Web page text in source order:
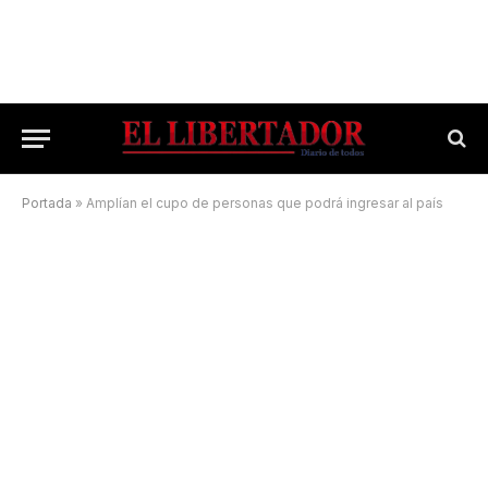
Portada » Amplían el cupo de personas que podrá ingresar al país